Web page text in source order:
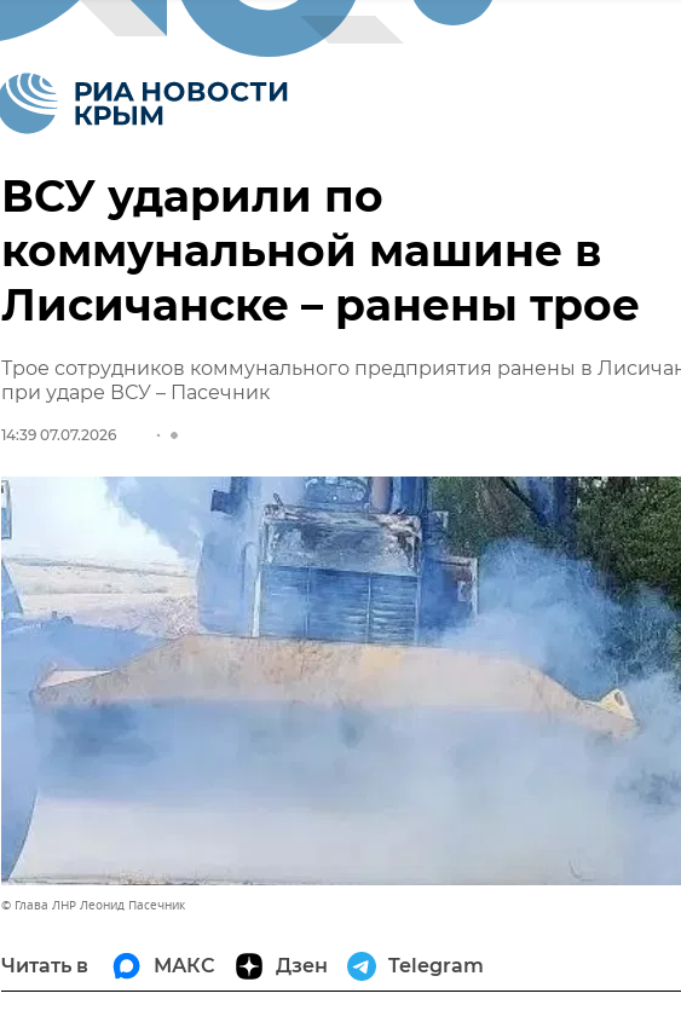
ВСУ ударили по
коммунальной машине в
Лисичанске – ранены трое
Трое сотрудников коммунального предприятия ранены в
при ударе ВСУ – Пасечник
14:39 07.07.2026
© Глава ЛНР Леонид Пасечник
Читать в МАКС Дзен Telegram